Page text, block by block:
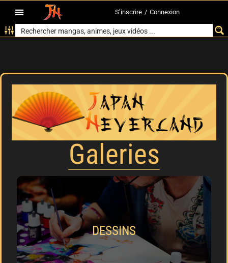
S’inscrire / Connexion
Galeries
DESSINS